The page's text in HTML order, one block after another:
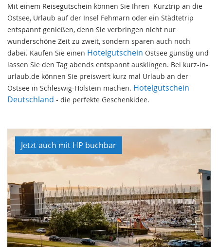
Mit einem Reisegutschein können Sie Ihren Kurztrip an die
Ostsee, Urlaub auf der Insel Fehmarn oder ein Städtetrip
entspannt genießen, denn Sie verbringen nicht nur
wunderschöne Zeit zu zweit, sondern sparen auch noch
dabei. Kaufen Sie einen Hotelgutschein Ostsee günstig und
lassen Sie den Tag abends entspannt ausklingen. Bei kurz-in-
urlaub.de können Sie preiswert kurz mal Urlaub an der
Ostsee in Schleswig-Holstein machen. Hotelgutschein
Deutschland - die perfekte Geschenkidee.
Jetzt auch mit HP buchbar